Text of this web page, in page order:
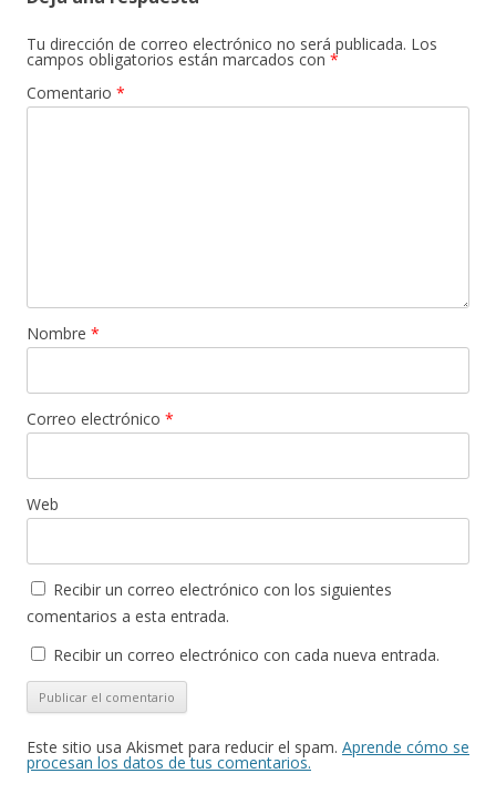
Tu dirección de correo electrónico no será publicada. Los
campos obligatorios están marcados con *
Comentario *
Nombre *
Correo electrónico *
Web
Recibir un correo electrónico con los siguientes
comentarios a esta entrada.
Recibir un correo electrónico con cada nueva entrada.
Este sitio usa Akismet para reducir el spam. Aprende cómo se
procesan los datos de tus comentarios.